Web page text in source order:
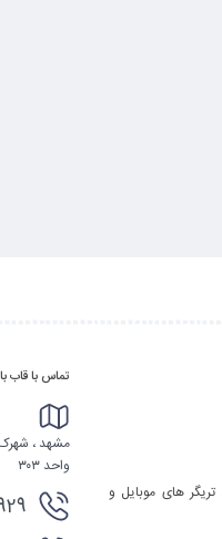
های موبایل و
تماس با قاب
مشهد ،
واحد ۳۰۳